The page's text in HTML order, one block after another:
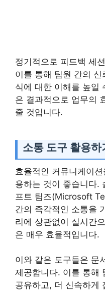
정기적으로 피드백 세
이를 통해 팀원 간의
식에 대한 이해를 높일
은 결과적으로 업무의
줄 것입니다.
소통 도구 활용하
효율적인 커뮤니케이
용하는 것이 좋습니다.
프트 팀즈(Microsoft
간의 즉각적인 소통을
리에 상관없이 실시간
은 매우 효율적입니다.
이와 같은 도구들은 문
제공합니다. 이를 통해
공유하고, 더 신속하게